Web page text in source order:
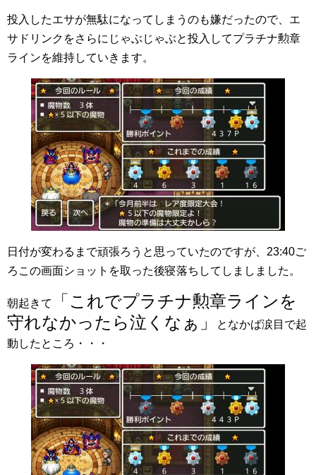
投入したエサが無駄になってしまうのも嫌だったので、エ
サドリンクをさらにじゃぶじゃぶと投入してプラチナ勲章
ラインを維持していきます。
日付が変わるまで頑張ろうと思っていたのですが、23:40ご
ろこの画面ショットを取った後寝落ちしてしましました。
朝起きて
「これでプラチナ勲章ラインを
守れなかったら泣くなぁ」
となかば涙目で起
動したところ・・・